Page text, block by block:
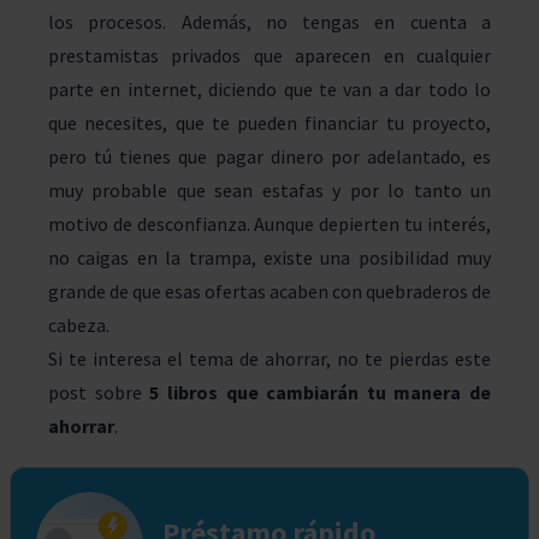
los procesos. Además, no tengas en cuenta a
prestamistas privados que aparecen en cualquier
parte en internet, diciendo que te van a dar todo lo
que necesites, que te pueden financiar tu proyecto,
pero tú tienes que pagar dinero por adelantado, es
muy probable que sean estafas y por lo tanto un
motivo de desconfianza. Aunque depierten tu interés,
no caigas en la trampa, existe una posibilidad muy
grande de que esas ofertas acaben con quebraderos de
cabeza.
Si te interesa el tema de ahorrar, no te pierdas este
post sobre5 libros que cambiarán tu manera de
ahorrar.